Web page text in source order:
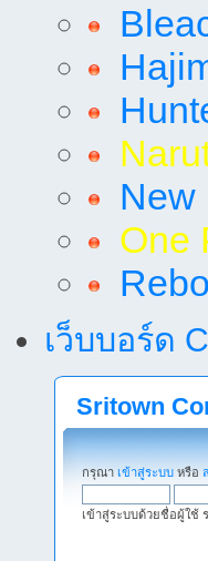
New
One
เว็บบอร์ด
Sritown
กรุณา เข้าสู่ระบบ หรือ
เข้าสู่ระบบด้วยชื่อผู้ใช้